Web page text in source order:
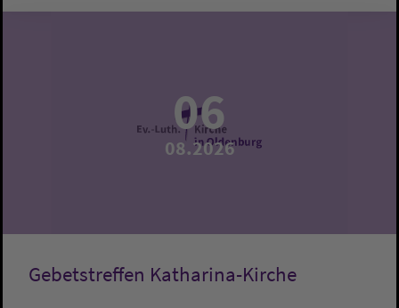
06
08.2026
Gebetstreffen Katharina-Kirche